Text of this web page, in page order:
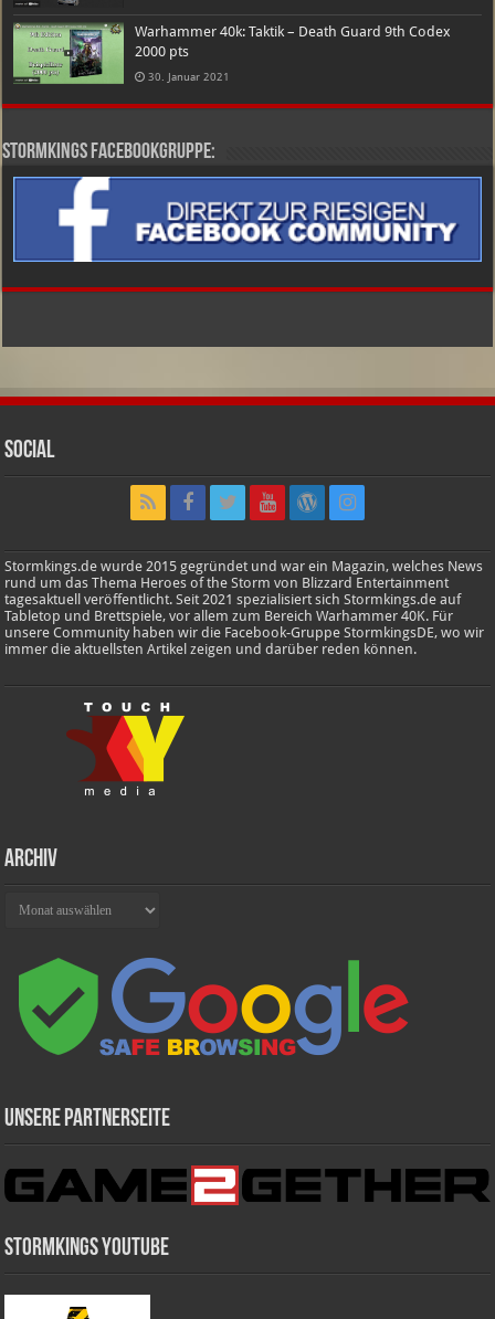
Warhammer 40k: Taktik – Death Guard 9th Codex
2000 pts
30. Januar 2021
Stormkings Facebookgruppe:
Social
Stormkings.de wurde 2015 gegründet und war ein Magazin, welches News
rund um das Thema Heroes of the Storm von Blizzard Entertainment
tagesaktuell veröffentlicht. Seit 2021 spezialisiert sich Stormkings.de auf
Tabletop und Brettspiele, vor allem zum Bereich Warhammer 40K. Für
unsere Community haben wir die Facebook-Gruppe StormkingsDE, wo wir
immer die aktuellsten Artikel zeigen und darüber reden können.
Archiv
Unsere Partnerseite
Stormkings Youtube